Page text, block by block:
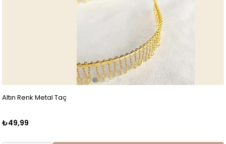
Altın Renk Metal Taç
₺49,99